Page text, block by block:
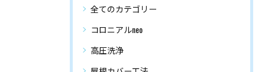
全てのカテゴリー
コロニアルneo
高圧洗浄